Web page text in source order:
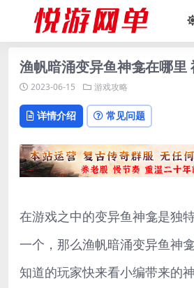
渔帆暗涌变异鱼神龛在哪里
2023-06-15 游戏攻略
详情介绍 常见问题
在游戏之中的变异鱼神龛是独
一个，那么渔帆暗涌变异鱼神
知道的玩家快来看小编带来的